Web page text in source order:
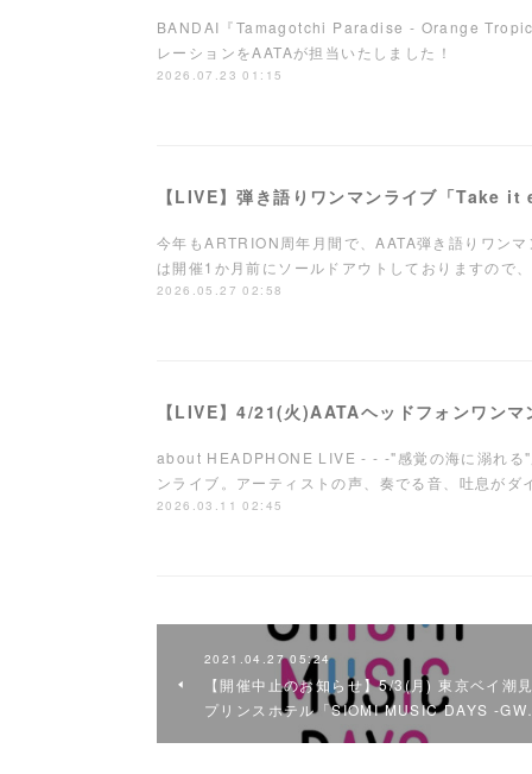
BANDAI『Tamagotchi Paradise - Orange
レーションをAATAが担当いたしました！
2026.07.23 01:15
今年もARTRION周年月間で、AATA弾き語りワン
は開催1か月前にソールドアウトしておりますので
2026.05.27 02:58
【LIVE】4/21(火)AATAヘッドフォンワンマ
about HEADPHONE LIVE - - -"感覚の海に溺れる"
ンライブ。アーティストの声、奏でる音、吐息が
2026.03.11 02:45
2021.04.27 05:24
【開催中止のお知らせ】5/3(月) 東京ベイ潮見
プリンスホテル「SIOMI MUSIC DAYS -